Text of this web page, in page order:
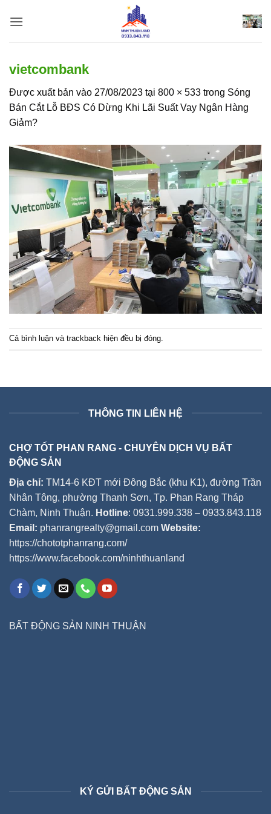
qua
vietcombank
Được xuất bản vào 27/08/2023 tại 800 × 533 trong Sóng
Bán Cắt Lỗ BĐS Có Dừng Khi Lãi Suất Vay Ngân Hàng
Giảm?
Cả bình luận và trackback hiện đều bị đóng.
THÔNG TIN LIÊN HỆ
CHỢ TỐT PHAN RANG - CHUYÊN DỊCH VỤ BẤT
ĐỘNG SẢN
Địa chỉ: TM14-6 KĐT mới Đông Bắc (khu K1), đường Trần
Nhân Tông, phường Thanh Sơn, Tp. Phan Rang Tháp
Chàm, Ninh Thuận. Hotline: 0931.999.338 – 0933.843.118
Email: phanrangrealty@gmail.com Website:
https://chototphanrang.com/
https://www.facebook.com/ninhthuanland
BẤT ĐỘNG SẢN NINH THUẬN
KÝ GỬI BẤT ĐỘNG SẢN